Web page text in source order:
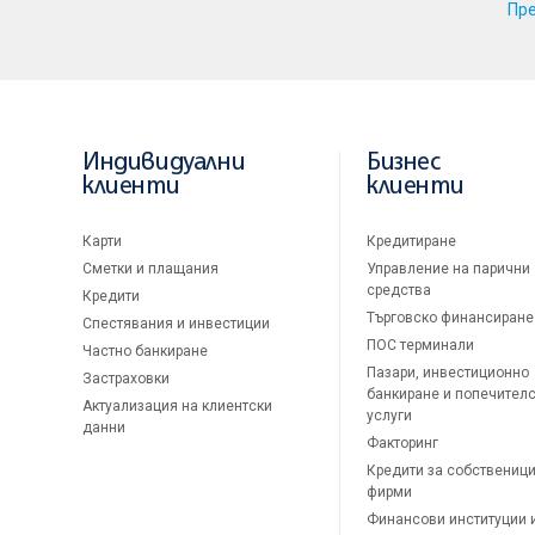
Индивидуални
клиенти
Карти
Сметки и плащания
Кредити
Спестявания и инвестиции
Частно банкиране
Застраховки
Актуализация на клиентски
данни
Бизнес
клиенти
Кредитиране
Управление на парични
средства
Търговско финансиране
ПОС терминали
Пазари, инвестиционно
банкиране и
услуги
Факторинг
Кредити за
фирми
Финансови институции